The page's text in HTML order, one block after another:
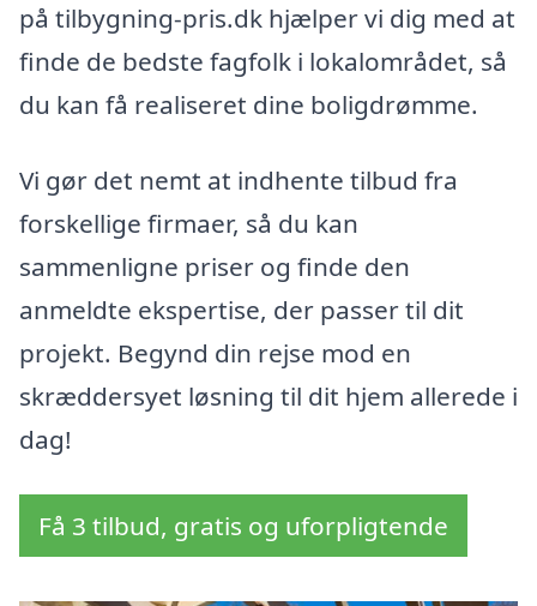
på tilbygning-pris.dk hjælper vi dig med at
finde de bedste fagfolk i lokalområdet, så
du kan få realiseret dine boligdrømme.
Vi gør det nemt at indhente tilbud fra
forskellige firmaer, så du kan
sammenligne priser og finde den
anmeldte ekspertise, der passer til dit
projekt. Begynd din rejse mod en
skræddersyet løsning til dit hjem allerede i
dag!
Få 3 tilbud, gratis og uforpligtende